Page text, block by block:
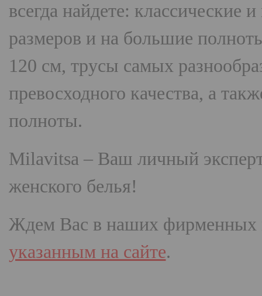
всегда найдете:
размеров и на большие
120 см, трусы самых
превосходного качества, а
полноты.
Milavitsa – Ваш личный
женского белья!
Ждем Вас в наших фирменных
указанным на сайте.